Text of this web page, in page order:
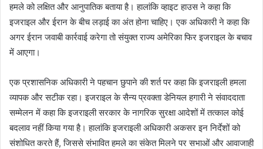
हमले को लक्षित और आनुपातिक बताया है। हालांकि व्हाइट हाउस ने कहा कि
इजराइल और ईरान के बीच लड़ाई का अंत होना चाहिए। एक अधिकारी ने कहा कि
अगर ईरान जवाबी कार्रवाई करेगा तो संयुक्त राज्य अमेरिका फिर इजराइल के बचाव
में आएगा।
एक प्रशासनिक अधिकारी ने पहचान छुपाने की शर्त पर कहा कि इजराइली हमला
व्यापक और सटीक रहा। इजराइल के सैन्य प्रवक्ता डेनियल हगारी ने संवाददाता
सम्मेलन में कहा कि इजराइली सरकार के नागरिक सुरक्षा आदेशों में तत्काल कोई
बदलाव नहीं किया गया है। हालांकि इजराइली अधिकारी अकसर इन निर्देशों को
संशोधित करते हैं, जिससे संभावित हमले का संकेत मिलने पर सभाओं और आवाजाही